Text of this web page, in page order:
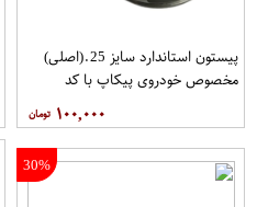
پیستون استاندارد سایز 25.(اصلی)
مخصوص خودروی پیکاپ با کد
فنیA2010-5V16B برند نیسان موتور
فروشگاه مگاموتور
۱۰۰,۰۰۰
30%